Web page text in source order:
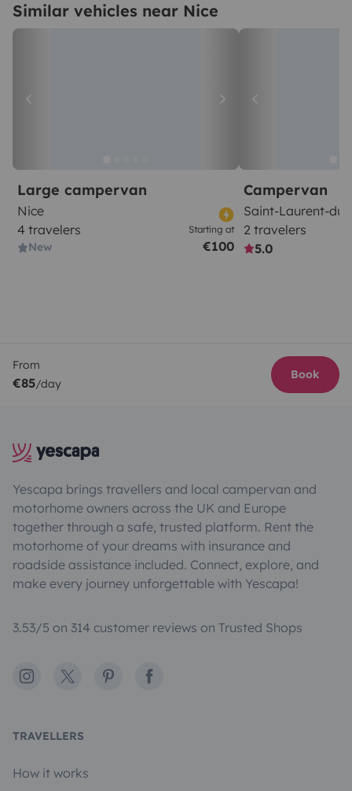
Similar vehicles near Nice
Large campervan
Nice
4 travelers
New
Starting at
€100
Campervan
Saint-Laurent-du-
2 travelers
5.0
From
€85/day
Book
Yescapa brings travellers and local campervan and
motorhome owners across the UK and Europe
together through a safe, trusted platform. Rent the
motorhome of your dreams with insurance and
roadside assistance included. Connect, explore, and
make every journey unforgettable with Yescapa!
3.53/5 on 314 customer reviews on Trusted Shops
Instagram
X PinterestFacebook
TRAVELLERS
How it works